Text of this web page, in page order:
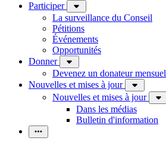
Participer
La surveillance du Conseil
Pétitions
Événements
Opportunités
Donner
Devenez un donateur mensuel
Nouvelles et mises à jour
Nouvelles et mises à jour
Dans les médias
Bulletin d'information